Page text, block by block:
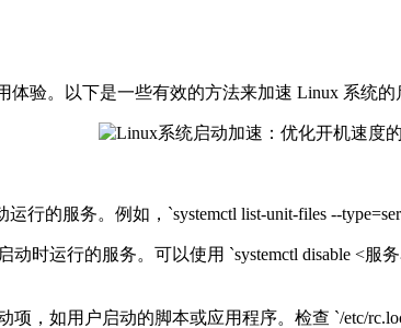
验。以下是一些有效的方法来加速 Linux 系统的
的服务。例如，`systemctl list-unit-files --
时运行的服务。可以使用 `systemctl disable <服
，如用户启动的脚本或应用程序。检查 `/etc/